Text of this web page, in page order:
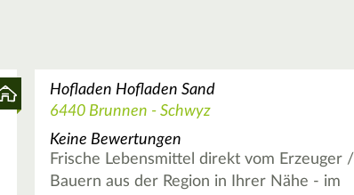
Hofladen Hofladen Sand
6440 Brunnen - Schwyz
Keine Bewertungen
Frische Lebensmittel direkt vom Erzeuger /
Bauern aus der Region in Ihrer Nähe - im